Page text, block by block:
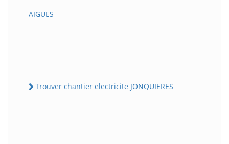
AIGUES
Trouver chantier electricite JONQUIERES